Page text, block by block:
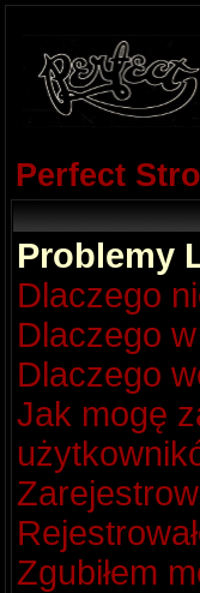
Perfect
Problemy
Dlaczego
Dlaczego
Dlaczego
Jak mogę
Zgubiłem